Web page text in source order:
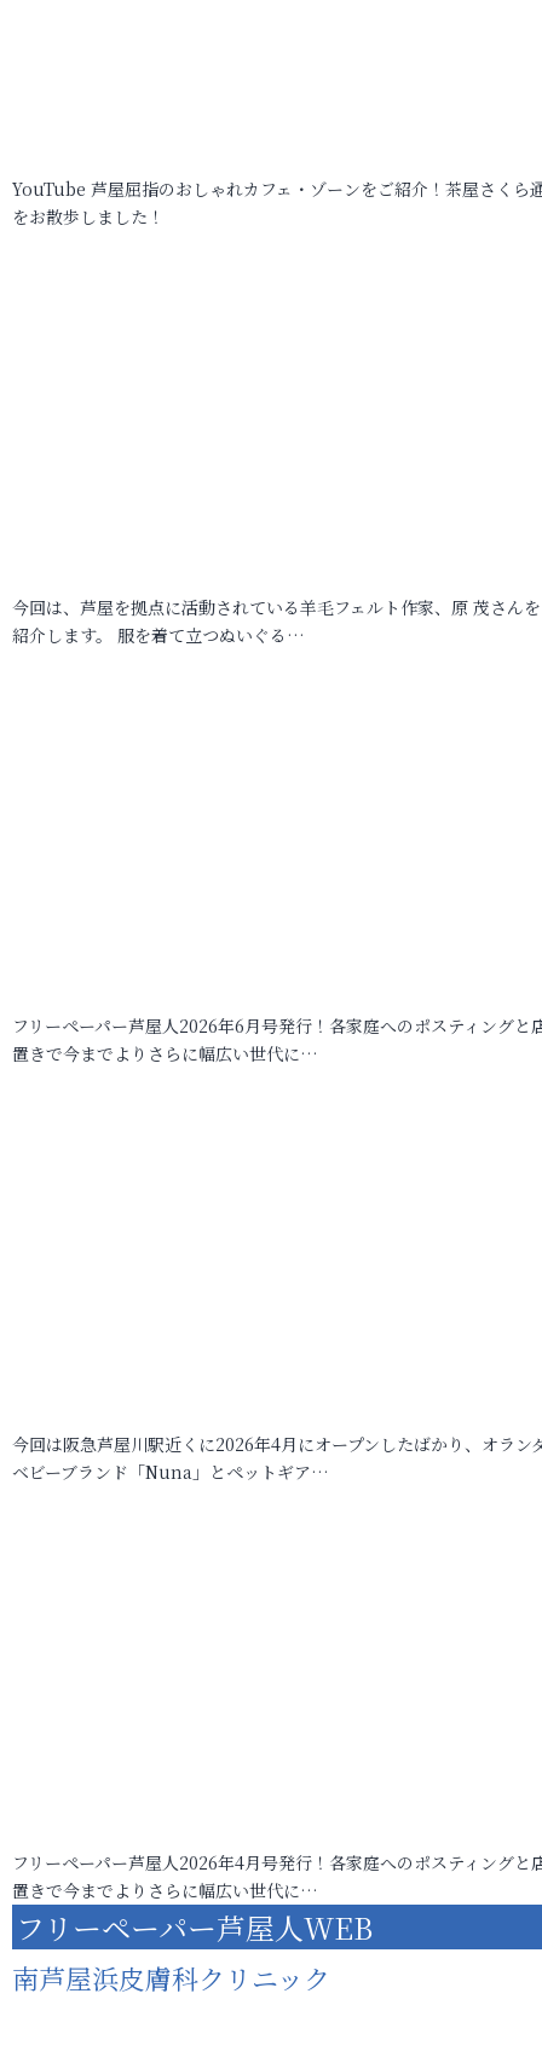
YouTube 芦屋屈指のおしゃれカフェ・ゾーンをご紹介！茶屋さくら
をお散歩しました！
今回は、芦屋を拠点に活動されている羊毛フェルト作家、原 茂さん
紹介します。 服を着て立つぬいぐる…
フリーペーパー芦屋人2026年6月号発行！各家庭へのポスティングと
置きで今までよりさらに幅広い世代に…
今回は阪急芦屋川駅近くに2026年4月にオープンしたばかり、オラン
ベビーブランド「Nuna」とペットギア…
フリーペーパー芦屋人2026年4月号発行！各家庭へのポスティングと
置きで今までよりさらに幅広い世代に…
フリーペーパー芦屋人WEB
南芦屋浜皮膚科クリニック